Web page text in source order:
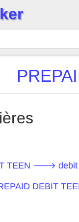
TEEN 🡒 debit
DEBIT